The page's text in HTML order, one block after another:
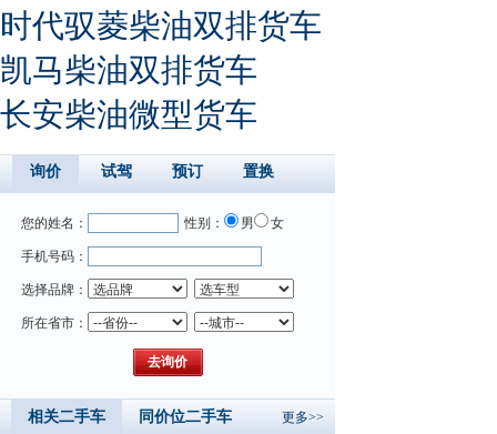
时代驭菱柴油双排货车
凯马柴油双排货车
长安柴油微型货车
询价 试驾 预订 置换
您的姓名： 性别： 男 女
手机号码：
选择品牌：
所在省市：
相关二手车 同价位二手车 更多>>